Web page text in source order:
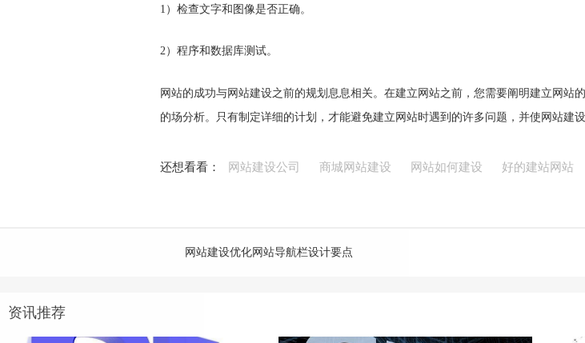
1）检查文字和图像是否正确。
2）程序和数据库测试。
网站的成功与网站建设之前的规划息息相关。在建立网站之前，您需要阐明建立网
的场分析。只有制定详细的计划，才能避免建立网站时遇到的许多问题，并使网站建设
还想看看： 网站建设公司 商城网站建设 网站如何建设 好的建站网站
网站建设优化网站导航栏设计要点
资讯推荐